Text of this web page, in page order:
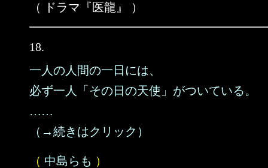
（ ドラマ『医龍』 ）
18.
一人の人間の一日には、
必ず一人「その日の天使」がついている。
……
（→続きはクリック）
（ 中島らも ）